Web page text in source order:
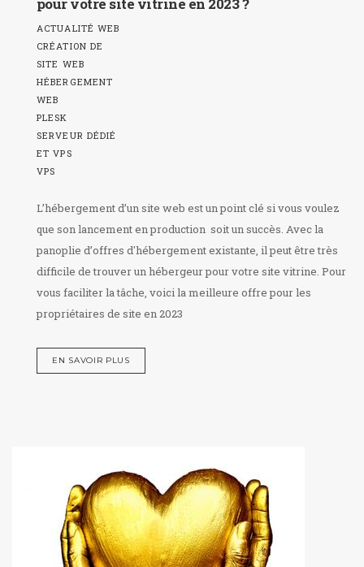
ACTUALITÉ WEB
CRÉATION DE
SITE WEB
HÉBERGEMENT
WEB
PLESK
SERVEUR DÉDIÉ
ET VPS
VPS
L’hébergement d’un site web est un point clé si vous voulez
que son lancement en production soit un succès. Avec la
panoplie d’offres d'hébergement existante, il peut être très
difficile de trouver un hébergeur pour votre site vitrine. Pour
vous faciliter la tâche, voici la meilleure offre pour les
propriétaires de site en 2023
EN SAVOIR PLUS